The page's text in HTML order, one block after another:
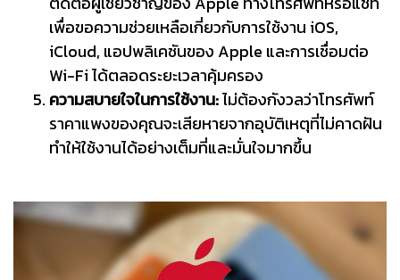
เพื่อขอความช่วยเหลือเกี่ยวกับการใช้งาน iOS,
iCloud, แอปพลิเคชันของ Apple และการเชื่อมต่อ
Wi-Fi ได้ตลอดระยะเวลาคุ้มครอง
ความสบายใจในการใช้งาน:ไม่ต้องกังวลว่าโทรศัพท์
ราคาแพงของคุณจะเสียหายจากอุบัติเหตุที่ไม่คาดฝัน
ทำให้ใช้งานได้อย่างเต็มที่และมั่นใจมากขึ้น